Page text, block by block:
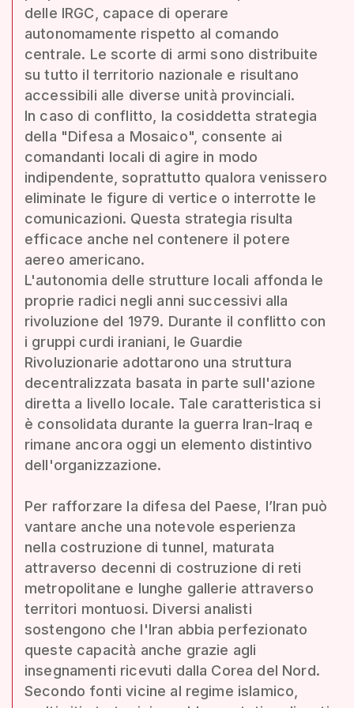
delle IRGC, capace di operare
autonomamente rispetto al comando
centrale. Le scorte di armi sono distribuite
su tutto il territorio nazionale e risultano
accessibili alle diverse unità provinciali.
In caso di conflitto, la cosiddetta strategia
della "Difesa a Mosaico", consente ai
comandanti locali di agire in modo
indipendente, soprattutto qualora venissero
eliminate le figure di vertice o interrotte le
comunicazioni. Questa strategia risulta
efficace anche nel contenere il potere
aereo americano.
L'autonomia delle strutture locali affonda le
proprie radici negli anni successivi alla
rivoluzione del 1979. Durante il conflitto con
i gruppi curdi iraniani, le Guardie
Rivoluzionarie adottarono una struttura
decentralizzata basata in parte sull'azione
diretta a livello locale. Tale caratteristica si
è consolidata durante la guerra Iran-Iraq e
rimane ancora oggi un elemento distintivo
dell'organizzazione.
Per rafforzare la difesa del Paese, l’Iran può
vantare anche una notevole esperienza
nella costruzione di tunnel, maturata
attraverso decenni di costruzione di reti
metropolitane e lunghe gallerie attraverso
territori montuosi. Diversi analisti
sostengono che l'Iran abbia perfezionato
queste capacità anche grazie agli
insegnamenti ricevuti dalla Corea del Nord.
Secondo fonti vicine al regime islamico,